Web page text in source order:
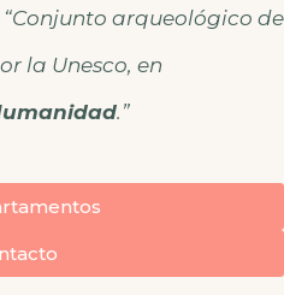
arqueológico de
la Unesco, en
.”